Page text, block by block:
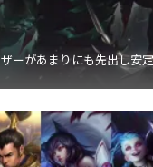
ーがあまりにも先出し安